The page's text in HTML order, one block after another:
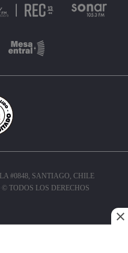
#0848, SANTIAGO, CHILE
© TODOS LOS DERECHOS